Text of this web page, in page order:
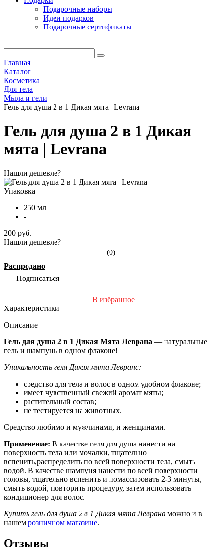
Подарочные наборы
Идеи подарков
Подарочные сертификаты
Главная
Каталог
Косметика
Для тела
Мыла и гели
Гель для душа 2 в 1 Дикая мята | Levrana
Гель для душа 2 в 1 Дикая
мята | Levrana
Нашли дешевле?
Упаковка
250 мл
-
200 руб.
Нашли дешевле?
(0)
Распродано
Подписаться
В избранное
Характеристики
Описание
Гель для душа 2 в 1 Дикая Мята Леврана — натуральные
гель и шампунь в одном флаконе!
Уникальность геля Дикая мята Леврана:
средство для тела и волос в одном удобном флаконе;
имеет чувственный свежий аромат мяты;
растительный состав;
не тестируется на животных.
Средство любимо и мужчинами, и женщинами.
Применение: В качестве геля для душа нанести на
поверхность тела или мочалки, тщательно
вспенить,распределить по всей поверхности тела, смыть
водой. В качестве шампуня нанести по всей поверхности
головы, тщательно вспенить и помассировать 2-3 минуты,
смыть водой, повторить процедуру, затем использовать
кондиционер для волос.
Купить гель для душа 2 в 1 Дикая мята Леврана можно и в
нашем розничном магазине.
Отзывы